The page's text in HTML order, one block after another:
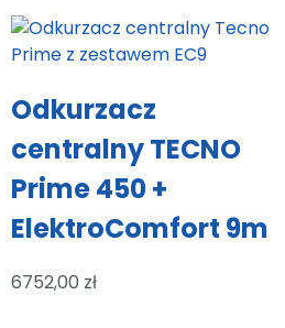
Odkurzacz
centralny TECNO
Prime 450 +
ElektroComfort 9m
6752,00 zł